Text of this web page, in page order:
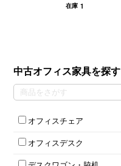
中古オフィス家具を探す
オフィスチェア
肘無しチェア
役員チェア
オフィスデスク
在庫 1